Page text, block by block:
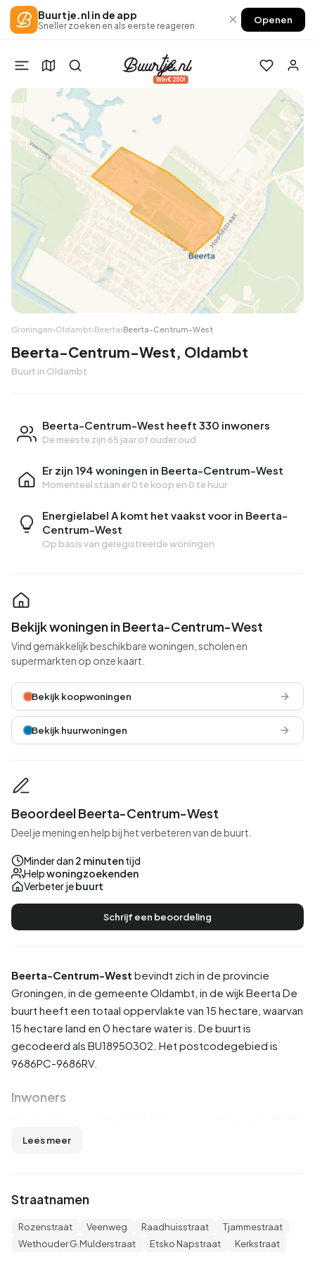
Buurtje.nl in de app
Sneller zoeken en als eerste reageren × Openen
Win €250!
Groningen›Oldambt›Beerta›Beerta-Centrum-West
Beerta-Centrum-West, Oldambt
Buurt in Oldambt
Beerta-Centrum-West heeft 330 inwoners
De meeste zijn 65 jaar of ouder oud
Er zijn 194 woningen in Beerta-Centrum-West
Momenteel staan er0 te koop en 0 te huur
Energielabel A komt het vaakst voor in Beerta-
Centrum-West
Op basis van geregistreerde woningen
Beerta-Centrum-West bevindt zich in de provincie
Groningen , in de gemeente Oldambt , in de wijkBeerta De
buurt heeft een totaal oppervlakte van 15 hectare, waarvan
15 hectare land en 0 hectare water is. De buurt is
gecodeerd als BU18950302. Het postcodegebied is
9686PC-9686RV.
Inwoners
man en 59,1% vrouw. De meeste inwoners zijn 65 jaar of
is ongehuwd, 34,8% is gehuwd, 9,1% is gescheiden en
19,7% is verweduwd. 295 inwoners komen uit Nederland,
35 komen uit Europa en 5 komen uit landen buiten Europa.
Lees meer
Straatnamen
Rozenstraat Veenweg Raadhuisstraat
Tjammestraat
Wethouder G.Mulderstraat
Etsko Napstraat Kerkstraat
Bekijk woningen in Beerta-Centrum-West
Vind gemakkelijk beschikbare woningen, scholen en
supermarkten op onze kaart.
Bekijk koopwoningen
Bekijk huurwoningen
Beoordeel Beerta-Centrum-West
Deel je mening en help bij het verbeteren van de buurt.
Minder dan 2 minutentijd
Helpwoningzoekenden
Verbeter jebuurt
Schrijf een beoordeling